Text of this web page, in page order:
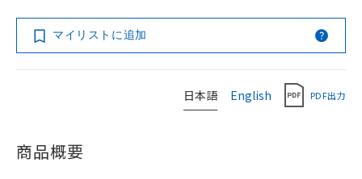
マイリストに追加
日本語 English PDF出力
商品概要